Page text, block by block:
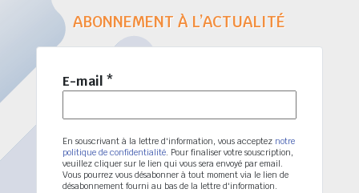
ABONNEMENT À L’ACTUALITÉ
E-mail *
En souscrivant à la lettre d'information, vous acceptez notre
politique de confidentialité. Pour finaliser votre souscription,
veuillez cliquer sur le lien qui vous sera envoyé par email.
Vous pourrez vous désabonner à tout moment via le lien de
désabonnement fourni au bas de la lettre d'information.